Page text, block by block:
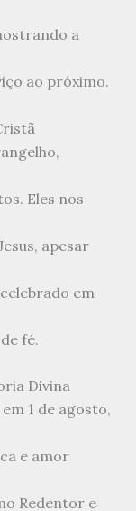
a
ao próximo.
Eles nos
apesar
em
fé.
Divina
1 de agosto,
e amor
Redentor e